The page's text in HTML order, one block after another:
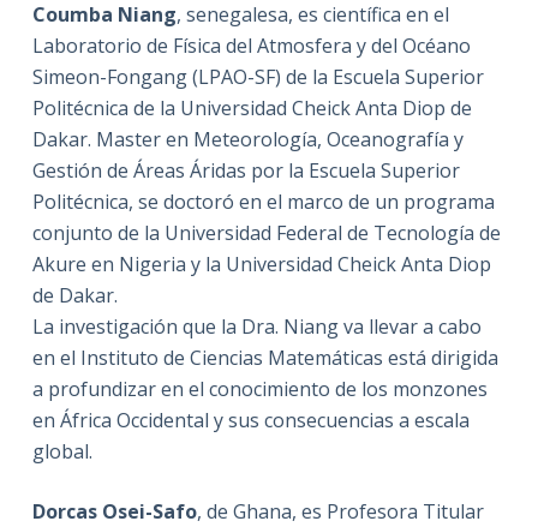
Coumba Niang, senegalesa, es científica en el
Laboratorio de Física del Atmosfera y del Océano
Simeon-Fongang (LPAO-SF) de la Escuela Superior
Politécnica de la Universidad Cheick Anta Diop de
Dakar. Master en Meteorología, Oceanografía y
Gestión de Áreas Áridas por la Escuela Superior
Politécnica, se doctoró en el marco de un programa
conjunto de la Universidad Federal de Tecnología de
Akure en Nigeria y la Universidad Cheick Anta Diop
de Dakar.
La investigación que la Dra. Niang va llevar a cabo
en el Instituto de Ciencias Matemáticas está dirigida
a profundizar en el conocimiento de los monzones
en África Occidental y sus consecuencias a escala
global.
Dorcas Osei-Safo, de Ghana, es Profesora Titular